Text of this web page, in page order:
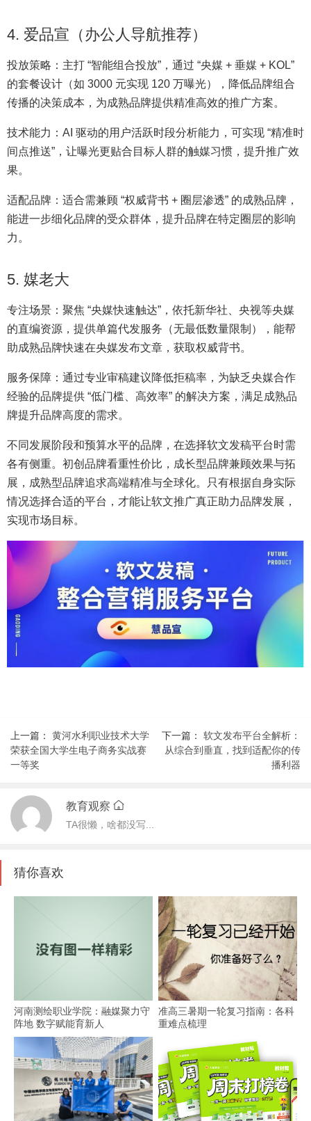
4. 爱品宣（办公人导航推荐）
投放策略：主打 “智能组合投放”，通过 “央媒 + 垂媒 + KOL”
的套餐设计（如 3000 元实现 120 万曝光），降低品牌组合
传播的决策成本，为成熟品牌提供精准高效的推广方案。
技术能力：AI 驱动的用户活跃时段分析能力，可实现 “精准时
间点推送”，让曝光更贴合目标人群的触媒习惯，提升推广效
果。
适配品牌：适合需兼顾 “权威背书 + 圈层渗透” 的成熟品牌，
能进一步细化品牌的受众群体，提升品牌在特定圈层的影响
力。
5. 媒老大
专注场景：聚焦 “央媒快速触达”，依托新华社、央视等央媒
的直编资源，提供单篇代发服务（无最低数量限制），能帮
助成熟品牌快速在央媒发布文章，获取权威背书。
服务保障：通过专业审稿建议降低拒稿率，为缺乏央媒合作
经验的品牌提供 “低门槛、高效率” 的解决方案，满足成熟品
牌提升品牌高度的需求。
不同发展阶段和预算水平的品牌，在选择软文发稿平台时需
各有侧重。初创品牌看重性价比，成长型品牌兼顾效果与拓
展，成熟型品牌追求高端精准与全球化。只有根据自身实际
情况选择合适的平台，才能让软文推广真正助力品牌发展，
实现市场目标。
上一篇： 黄河水利职业技术大学
荣获全国大学生电子商务实战赛
一等奖
下一篇： 软文发布平台全解析：
从综合到垂直，找到适配你的传
播利器
教育观察
TA很懒，啥都没写...
猜你喜欢
河南测绘职业学院：融媒聚力守
阵地 数字赋能育新人
准高三暑期一轮复习指南：各科
重难点梳理